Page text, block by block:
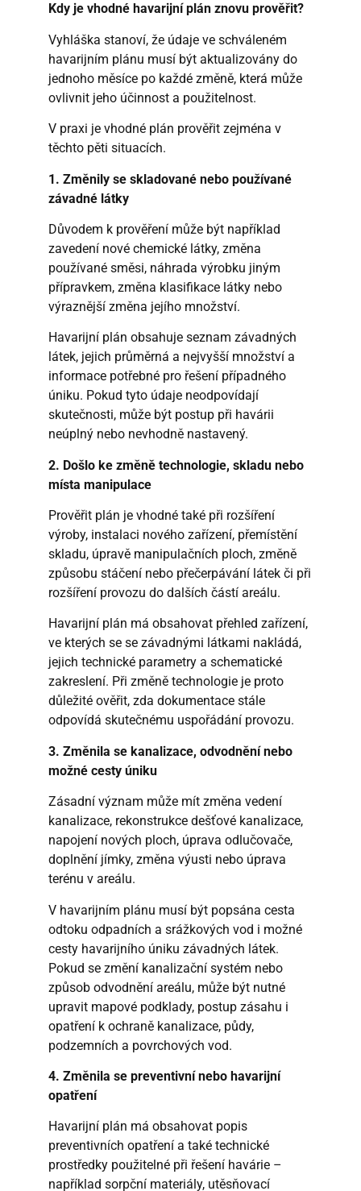
Kdy je vhodné havarijní plán znovu prověřit?
Vyhláška stanoví, že údaje ve schváleném
havarijním plánu musí být aktualizovány do
jednoho měsíce po každé změně, která může
ovlivnit jeho účinnost a použitelnost.
V praxi je vhodné plán prověřit zejména v
těchto pěti situacích.
1. Změnily se skladované nebo používané
závadné látky
Důvodem k prověření může být například
zavedení nové chemické látky, změna
používané směsi, náhrada výrobku jiným
přípravkem, změna klasifikace látky nebo
výraznější změna jejího množství.
Havarijní plán obsahuje seznam závadných
látek, jejich průměrná a nejvyšší množství a
informace potřebné pro řešení případného
úniku. Pokud tyto údaje neodpovídají
skutečnosti, může být postup při havárii
neúplný nebo nevhodně nastavený.
2. Došlo ke změně technologie, skladu nebo
místa manipulace
Prověřit plán je vhodné také při rozšíření
výroby, instalaci nového zařízení, přemístění
skladu, úpravě manipulačních ploch, změně
způsobu stáčení nebo přečerpávání látek či při
rozšíření provozu do dalších částí areálu.
Havarijní plán má obsahovat přehled zařízení,
ve kterých se se závadnými látkami nakládá,
jejich technické parametry a schematické
zakreslení. Při změně technologie je proto
důležité ověřit, zda dokumentace stále
odpovídá skutečnému uspořádání provozu.
3. Změnila se kanalizace, odvodnění nebo
možné cesty úniku
Zásadní význam může mít změna vedení
kanalizace, rekonstrukce dešťové kanalizace,
napojení nových ploch, úprava odlučovače,
doplnění jímky, změna výusti nebo úprava
terénu v areálu.
V havarijním plánu musí být popsána cesta
odtoku odpadních a srážkových vod i možné
cesty havarijního úniku závadných látek.
Pokud se změní kanalizační systém nebo
způsob odvodnění areálu, může být nutné
upravit mapové podklady, postup zásahu i
opatření k ochraně kanalizace, půdy,
podzemních a povrchových vod.
4. Změnila se preventivní nebo havarijní
opatření
Havarijní plán má obsahovat popis
preventivních opatření a také technické
prostředky použitelné při řešení havárie –
například sorpční materiály, utěsňovací